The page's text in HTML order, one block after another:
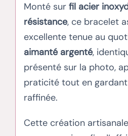
Monté surfil acier
résistance, ce bracelet
excellente tenue au
aimanté argenté,
présenté sur la photo,
praticité tout en
raffinée.
Cette création